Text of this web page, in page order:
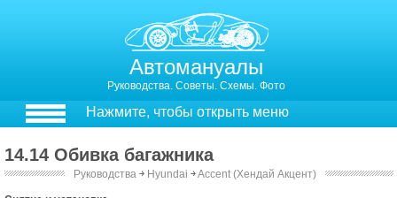
Автомануалы
Руководства. Советы. Схемы. Фото
Нажмите, чтобы открыть меню
14.14 Обивка багажника
Руководства ￫ Hyundai ￫Accent (Хендай Акцент)